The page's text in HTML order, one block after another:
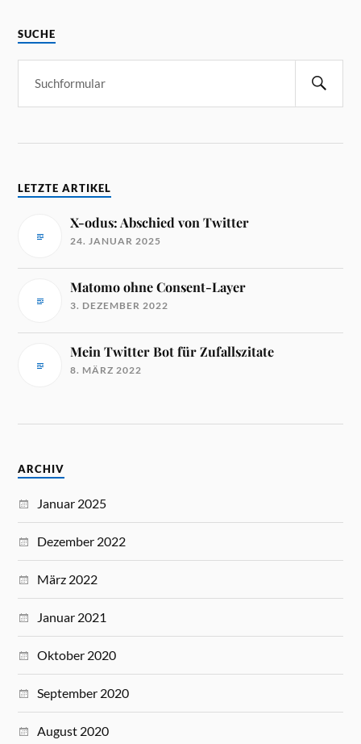
SUCHE
LETZTE ARTIKEL
X-odus: Abschied von Twitter
24. JANUAR 2025
Matomo ohne Consent-Layer
3. DEZEMBER 2022
Mein Twitter Bot für Zufallszitate
8. MÄRZ 2022
ARCHIV
Januar 2025
Dezember 2022
März 2022
Januar 2021
Oktober 2020
September 2020
August 2020